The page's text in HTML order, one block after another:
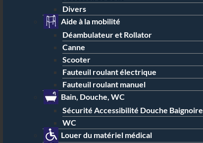
Divers
Aide à la mobilité
Déambulateur et Rollator
Canne
Scooter
Fauteuil roulant électrique
Fauteuil roulant manuel
Bain, Douche, WC
Sécurité Accessibilité Douche Baignoire
WC
Louer du matériel médical